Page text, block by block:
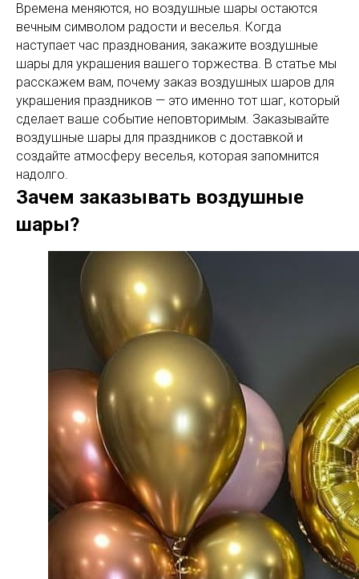
Времена меняются, но воздушные шары остаются
вечным символом радости и веселья. Когда
наступает час празднования, закажите воздушные
шары для украшения вашего торжества. В статье мы
расскажем вам, почему заказ воздушных шаров для
украшения праздников — это именно тот шаг, который
сделает ваше событие неповторимым. Заказывайте
воздушные шары для праздников с доставкой и
создайте атмосферу веселья, которая запомнится
надолго.
Зачем заказывать воздушные
шары?